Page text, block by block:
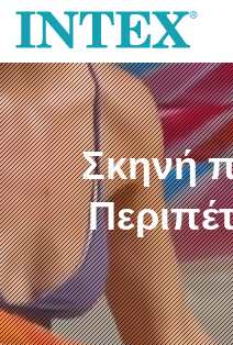
Σκηνή